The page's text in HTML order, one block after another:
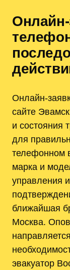
Онлайн-
сайте
и состояния
для
телефонном
марка и
управления
ближайшая
Москва.
эвакуатор